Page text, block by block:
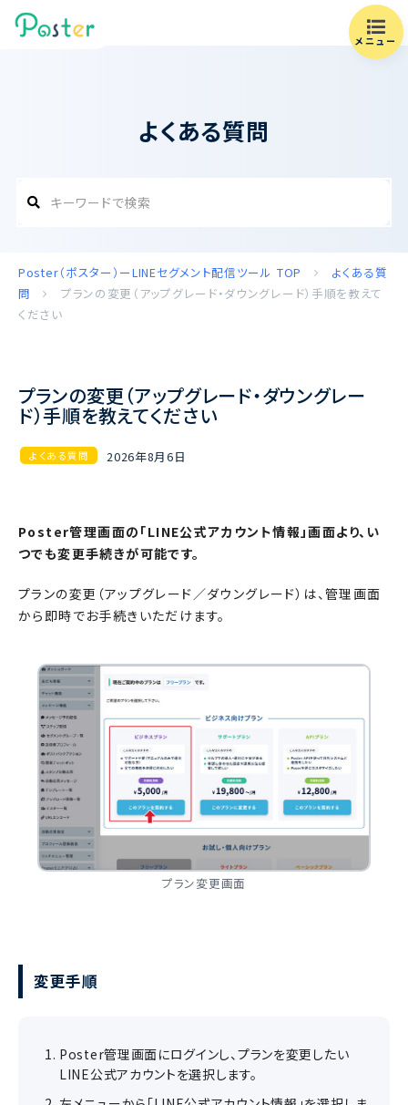
メニュー
よくある質問
Poster（ポスター）ーLINEセグメント配信ツール TOP
よくある質
問
プランの変更（アップグレード・ダウングレード）手順を教えて
ください
プランの変更（アップグレード・ダウングレー
ド）手順を教えてください
よくある質問 2026年8月6日
Poster管理画面の「LINE公式アカウント情報」画面より、い
つでも変更手続きが可能です。
プランの変更（アップグレード／ダウングレード）は、管理画面
から即時でお手続きいただけます。
プラン変更画面
変更手順
Poster管理画面にログインし、プランを変更したい
LINE公式アカウントを選択します。